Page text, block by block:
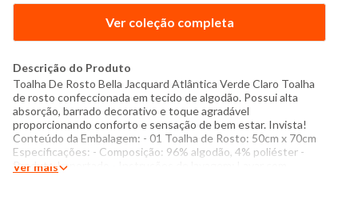
Ver coleção completa
Descrição do Produto
Toalha De Rosto Bella Jacquard Atlântica Verde Claro Toalha
de rosto confeccionada em tecido de algodão. Possui alta
absorção, barrado decorativo e toque agradável
proporcionando conforto e sensação de bem estar. Invista!
Conteúdo da Embalagem: - 01 Toalha de Rosto: 50cm x 70cm
Especificações: - Composição: 96% algodão, 4% poliéster -
Produto Importado - Instruções de lavagem: Lavar com
Ver mais